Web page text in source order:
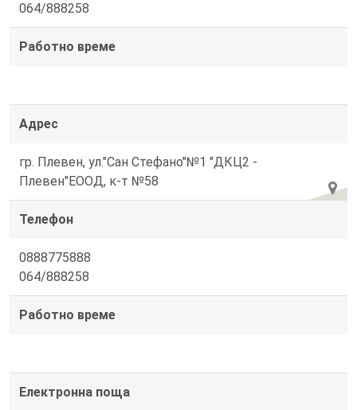
064/888258
Работно време
Адрес
гр. Плевен, ул."Сан Стефано"№1 "ДКЦ2 -
Плевен"ЕООД, к-т №58
Телефон
0888775888
064/888258
Работно време
Електронна поща